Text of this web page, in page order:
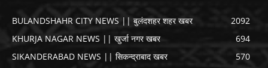
BULANDSHAHR CITY NEWS || बुलंदशहर शहर खबर
2092
KHURJA NAGAR NEWS || खुर्जा नगर खबर
694
SIKANDERABAD NEWS || सिकन्द्राबाद खबर
570